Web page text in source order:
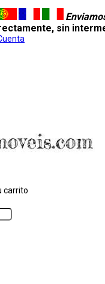
sin
carrito